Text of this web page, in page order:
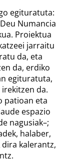
egituratuta:
Numancia
Proiektua
jarraitu
da, eta
da, erdiko
egituratuta,
da.
patioan eta
espazio
nagusiak–;
halaber,
kalerantz,